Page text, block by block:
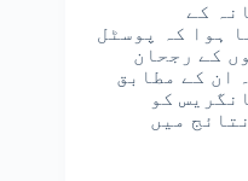
کے
ہوا کہ پوسٹل
کے رجحان
ان کے مطابق
کو
میں